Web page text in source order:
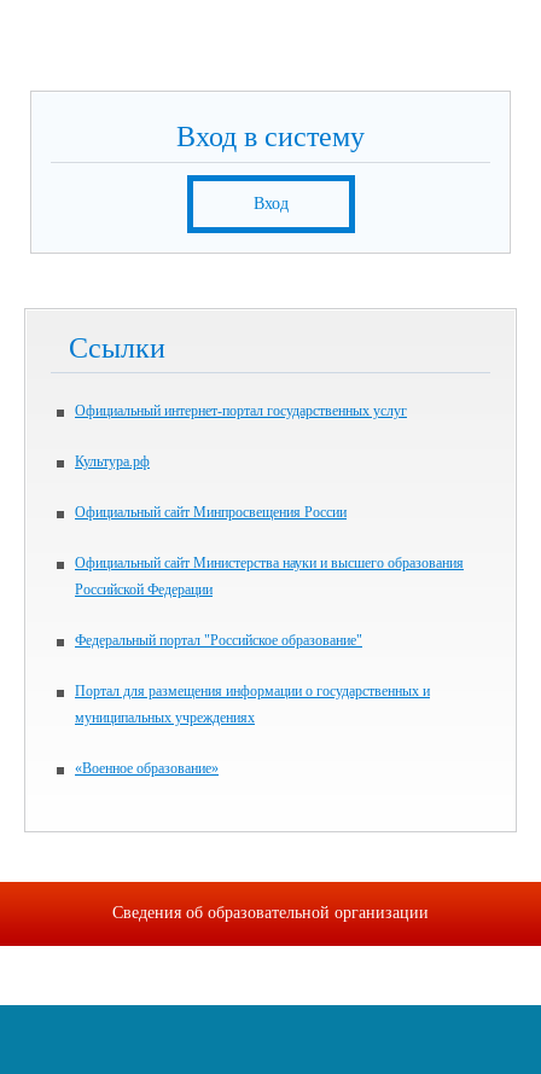
Вход в систему
Вход
Ссылки
Официальный интернет-портал государственных услуг
Культура.рф
Официальный сайт Минпросвещения России
Официальный сайт Министерства науки и высшего образования
Российской Федерации
Федеральный портал "Российское образование"
Портал для размещения информации о государственных и
муниципальных учреждениях
«Военное образование»
Сведения об образовательной организации